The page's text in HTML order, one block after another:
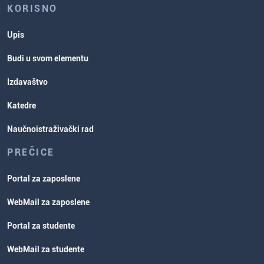
KORISNO
Upis
Budi u svom elementu
Izdavaštvo
Katedre
Naučnoistraživački rad
PREČICE
Portal za zaposlene
WebMail za zaposlene
Portal za studente
WebMail za studente